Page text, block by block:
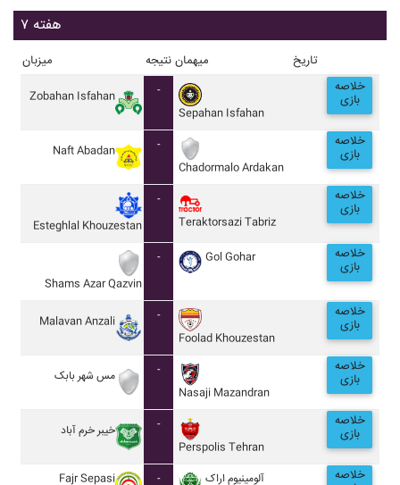
هفته ۷
میزبان نتیجه میهمان تاریخ
Zobahan Isfahan
-
Sepahan Isfahan
خلاصه
بازی
Naft Abadan
-
Chadormalo Ardakan
خلاصه
بازی
Esteghlal Khouzestan
-
Teraktorsazi Tabriz
خلاصه
بازی
Shams Azar Qazvin
- Gol Gohar خلاصه
بازی
Malavan Anzali
-
Foolad Khouzestan
خلاصه
بازی
مس شهر بابک
-
Nasaji Mazandran
خلاصه
بازی
خيبر خرم آباد
-
Perspolis Tehran
خلاصه
بازی
Fajr Sepasi - آلومينيوم اراک خلاصه